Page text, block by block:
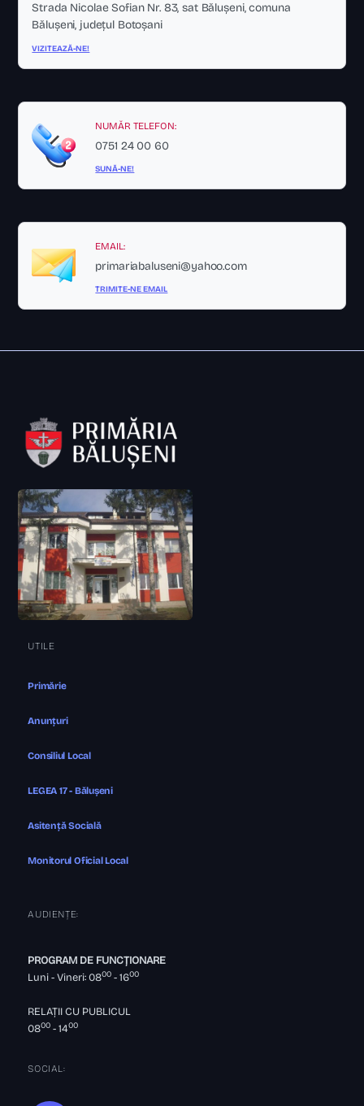
Strada Nicolae Sofian Nr. 83, sat Bălușeni, comuna
Bălușeni, județul Botoșani
VIZITEAZĂ-NE!
NUMĂR TELEFON:
0751 24 00 60
SUNĂ-NE!
EMAIL:
primariabaluseni@yahoo.com
TRIMITE-NE EMAIL
UTILE
Primărie
Anunțuri
Consiliul Local
LEGEA 17 - Bălușeni
Asitență Socială
Monitorul Oficial Local
AUDIENȚE:
PROGRAM DE FUNCȚIONARE
Luni - Vineri: 0800 - 1600
RELAȚII CU PUBLICUL
0800 - 1400
SOCIAL: